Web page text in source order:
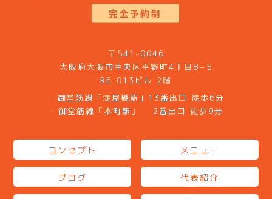
〒541-0046
大阪府大阪市中央区平野町4丁目8−5
RE-013ビル 2階
・御堂筋線「淀屋橋駅」13番出口 徒歩6分
・御堂筋線「本町駅」 2番出口 徒歩9分
コンセプト メニュー
ブログ 代表紹介